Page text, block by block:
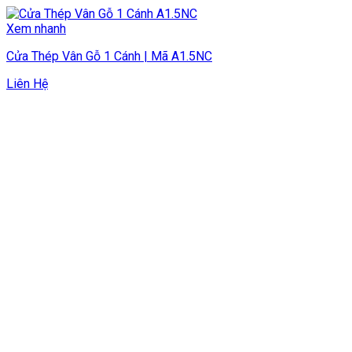
Xem nhanh
Cửa Thép Vân Gỗ 1 Cánh | Mã A1.5NC
Liên Hệ